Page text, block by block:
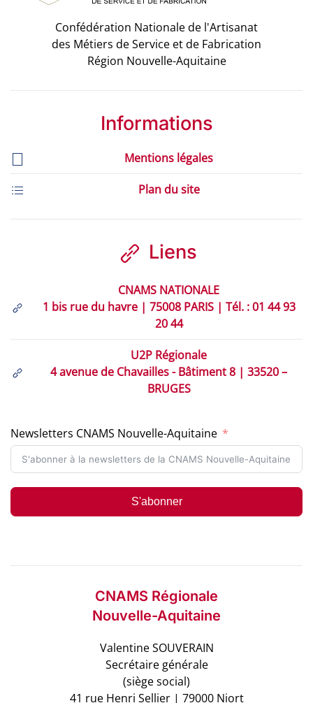
Confédération Nationale de l'Artisanat
des Métiers de Service et de Fabrication
Région Nouvelle-Aquitaine
Informations
Mentions légales
Plan du site
Liens
CNAMS NATIONALE
1 bis rue du havre | 75008 PARIS | Tél. : 01 44 93
20 44
U2P Régionale
4 avenue de Chavailles - Bâtiment 8 | 33520 –
BRUGES
Newsletters CNAMS Nouvelle-Aquitaine
S'abonner
CNAMS Régionale
Nouvelle-Aquitaine
Valentine SOUVERAIN
Secrétaire générale
(siège social)
41 rue Henri Sellier | 79000 Niort